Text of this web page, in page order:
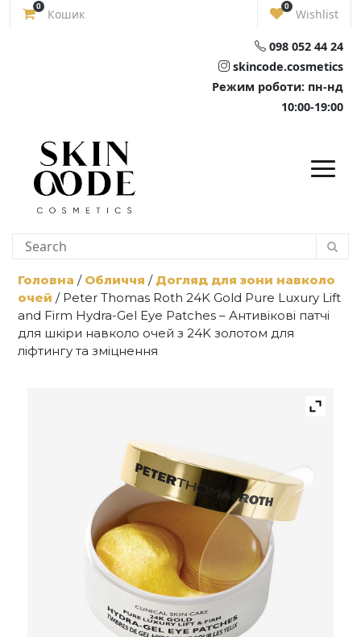
Skip
0
Кошик
0
Wishlist
098 052 44 24
skincode.cosmetics
Режим роботи: пн-нд
10:00-19:00
Головна / Обличчя / Догляд для зони навколо
очей / Peter Thomas Roth 24K Gold Pure Luxury Lift
and Firm Hydra-Gel Eye Patches – Антивікові патчі
для шкіри навколо очей з 24K золотом для
ліфтингу та зміцнення